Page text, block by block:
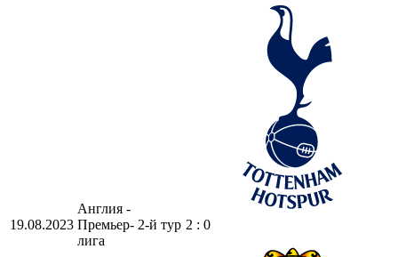
19.08.2023
Англия -
Премьер-
лига
2-й тур 2 : 0